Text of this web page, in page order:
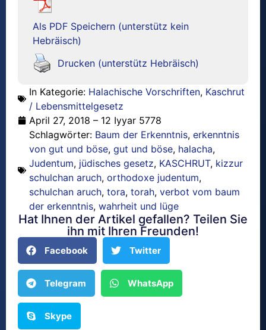
Als PDF Speichern (unterstütz kein
Hebräisch)
Drucken (unterstütz Hebräisch)
In Kategorie: Halachische Vorschriften, Kaschrut
/ Lebensmittelgesetz
April 27, 2018 – 12 Iyyar 5778
Schlagwörter: Baum der Erkenntnis, erkenntnis
von gut und böse, gut und böse, halacha,
Judentum, jüdisches gesetz, KASCHRUT, kizzur
schulchan aruch, orthodoxe judentum,
schulchan aruch, tora, torah, verbot vom baum
der erkenntnis, wahrheit und lüge
Hat Ihnen der Artikel gefallen? Teilen Sie
ihn mit Ihren Freunden!
Facebook Twitter
Telegram WhatsApp
Skype